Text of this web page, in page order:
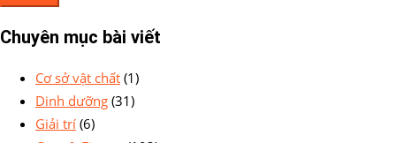
Chuyên mục bài viết
Cơ sở vật chất (1)
Dinh dưỡng (31)
Giải trí (6)